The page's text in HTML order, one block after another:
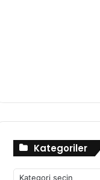
Kategoriler
Kategoriler